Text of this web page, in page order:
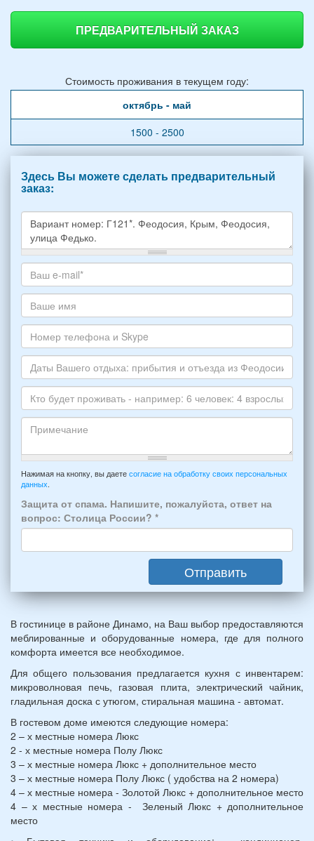
ПРЕДВАРИТЕЛЬНЫЙ ЗАКАЗ
Стоимость проживания в текущем году:
октябрь - май
1500 - 2500
Здесь Вы можете сделать предварительный
заказ:
Какое
жилье
хотите
снять,
укажите
пожалуйста
НОМЕР
варианта:
*
Ваш
адрес
электронной
почты
*
Ваше
имя
Номер
телефона
и
Skype
Даты
Вашего
отдыха:
прибытия
отъезда
из
Феодосии:
*
Кто
будет
-
например:
6
человек:
4
взрослых
и
детей
(возраст
7
и
12
лет):
Примечание
Нажимая на кнопку, вы даете согласие на обработку своих персональных
данных
Защита от спама. Напишите, пожалуйста, ответ на
вопрос: Столица России? *
Отправить
В гостинице в районе Динамо, на Ваш выбор предоставляются
меблированные и оборудованные номера, где для полного
комфорта имеется все необходимое.
Для общего пользования предлагается кухня с инвентарем:
микроволновая печь, газовая плита, электрический чайник,
гладильная доска с утюгом, стиральная машина - автомат.
В гостевом доме имеются следующие номера:
2 – х местные номера Люкс
2 - х местные номера Полу Люкс
3 – х местные номера Люкс + дополнительное место
3 – х местные номера Полу Люкс ( удобства на 2 номера)
4 – х местные номера - Золотой Люкс + дополнительное место
4 – х местные номера - Зеленый Люкс + дополнительное
место